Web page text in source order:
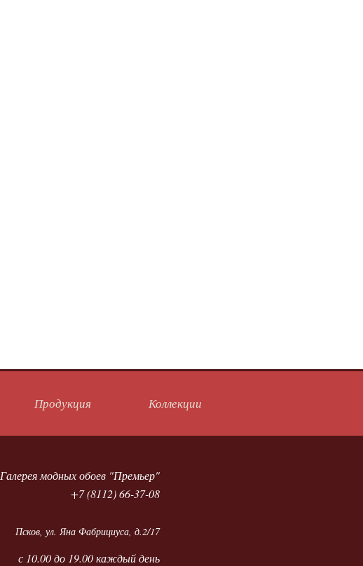
Продукция Коллекции
Галерея модных обоев "Премьер"
+7 (8112) 66-37-08
Псков, ул. Яна Фабрициуса, д.2/17
с 10.00 до 19.00 каждый день